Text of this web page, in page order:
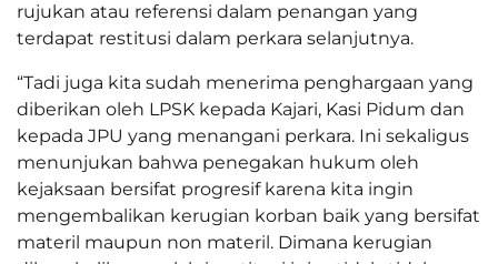
rujukan atau referensi dalam penangan yang
terdapat restitusi dalam perkara selanjutnya.
“Tadi juga kita sudah menerima penghargaan yang
diberikan oleh LPSK kepada Kajari, Kasi Pidum dan
kepada JPU yang menangani perkara. Ini sekaligus
menunjukan bahwa penegakan hukum oleh
kejaksaan bersifat progresif karena kita ingin
mengembalikan kerugian korban baik yang bersifat
materil maupun non materil. Dimana kerugian